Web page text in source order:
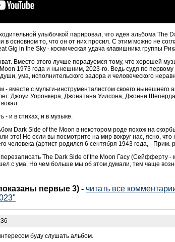
улыбочкой парировал, что идея альбома The
в основном то, что он от них просил. С этим можно не
Gig in the Sky - космическая удача клавишника группы
Вместо этого лучше порадуемся тому, что хорошей
1973 года и нынешним, 2023-го. Ведь судя по
ума, исполнительского задора и человеческого
- вместе с мульти-инструменталистом своего
Джоуи Уоронкера, Джонатана Уилсона, Джонни
- и в стихах, и в музыке.
Dark Side of the Moon в некотором роде похож на
это! Но если вы посмотрите на мир вокруг нас, ясно,
человека (артист родился 6 сентября 1943 года, -
The Dark Side of the Moon Гасу (Сейфферту
с ума. Но чем больше мы об этом думали, тем чаще
первые 3) - читать все
буду слушать альбом.